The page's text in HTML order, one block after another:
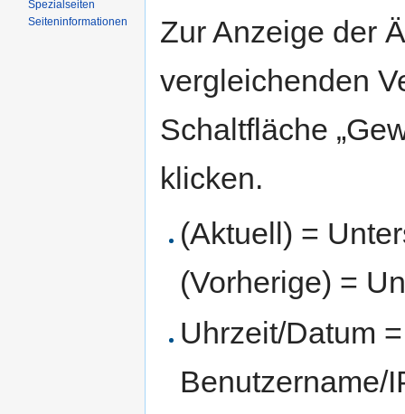
Zur Anzeige der
vergleichenden
Schaltfläche
klicken.
(Aktuell) =
(Vorherige) =
Uhrzeit/Datum
Benutzername/
Spezialseiten
Seiten­informationen